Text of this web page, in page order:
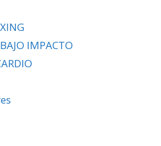
IMPACTO